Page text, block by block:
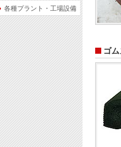
ゴ
各種プラント・工場設備